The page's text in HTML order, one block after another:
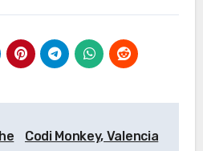
Valencia
Codi Monkey, Valencia